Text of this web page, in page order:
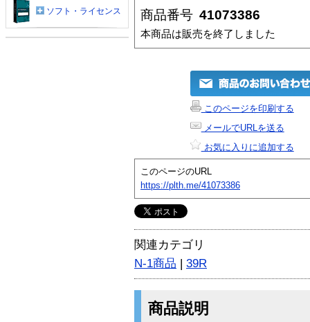
商品番号 41073386
本商品は販売を終了しました
このページを印刷する
メールでURLを送る
お気に入りに追加する
このページのURL
https://plth.me/41073386
関連カテゴリ
N-1商品 | 39R
商品説明
ソフト・ライセンス